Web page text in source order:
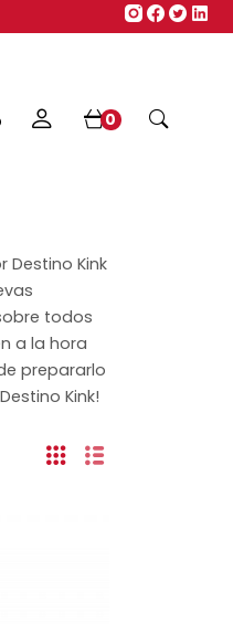
0
Destino Kink
todos
a la hora
prepararlo
Kink!